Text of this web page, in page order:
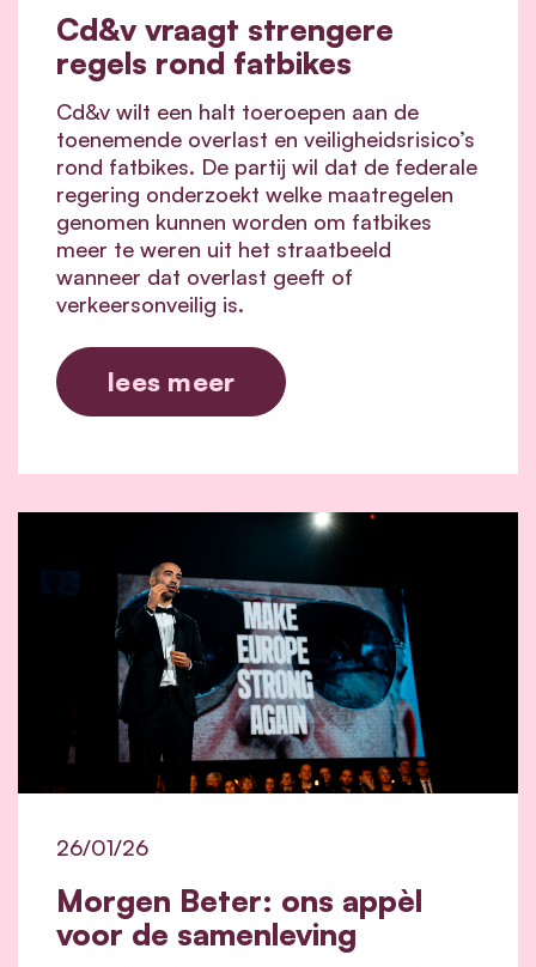
Cd&v vraagt strengere
regels rond fatbikes
Cd&v wilt een halt toeroepen aan de
toenemende overlast en veiligheidsrisico’s
rond fatbikes. De partij wil dat de federale
regering onderzoekt welke maatregelen
genomen kunnen worden om fatbikes
meer te weren uit het straatbeeld
wanneer dat overlast geeft of
verkeersonveilig is.
lees meer
Morgen Beter: ons appèl
voor de samenleving
26/01/26